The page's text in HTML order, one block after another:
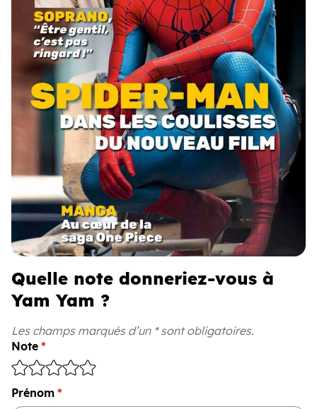
Quelle note donneriez-vous à
Yam Yam ?
Les champs marqués d’un * sont obligatoires.
Note *
Prénom *